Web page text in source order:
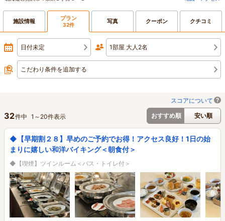
施設情報 プラン
32件 写真 クーポン クチコミ
日付未定 1部屋 大人2名
こだわり条件を追加する
スコアについて
おすすめ順
安い順
32件中 1 ～ 20件表示
◆【早期割２８】早めのご予約でお得！アクセス良好！1日の始
まりに嬉しい和洋バイキング＜朝食付＞
◆【喫煙】ツインルーム＜バス・トイレ付＞